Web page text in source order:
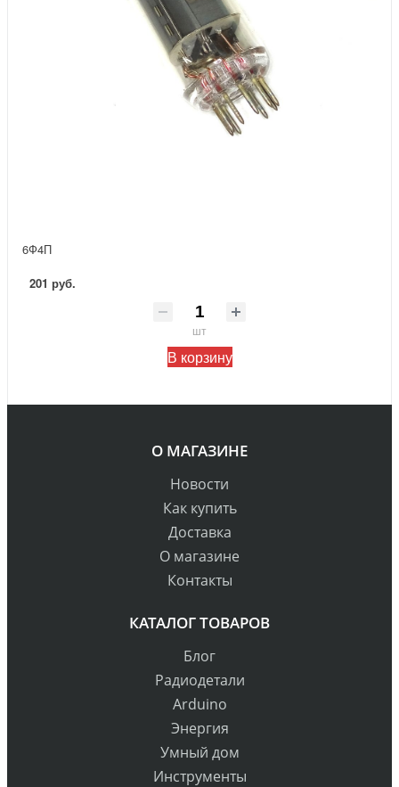
6Ф4П
201 руб.
шт
В корзину
О МАГАЗИНЕ
Новости
Как купить
Доставка
О магазине
Контакты
КАТАЛОГ ТОВАРОВ
Блог
Радиодетали
Arduino
Энергия
Умный дом
Инструменты